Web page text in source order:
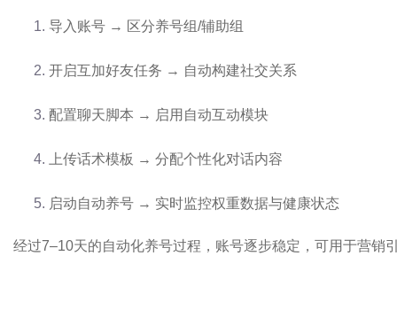
导入账号 → 区分养号组/辅助组
开启互加好友任务 → 自动构建社交关系
配置聊天脚本 → 启用自动互动模块
上传话术模板 → 分配个性化对话内容
启动自动养号 → 实时监控权重数据与健康状态
经过7–10天的自动化养号过程，账号逐步稳定，可用于营销